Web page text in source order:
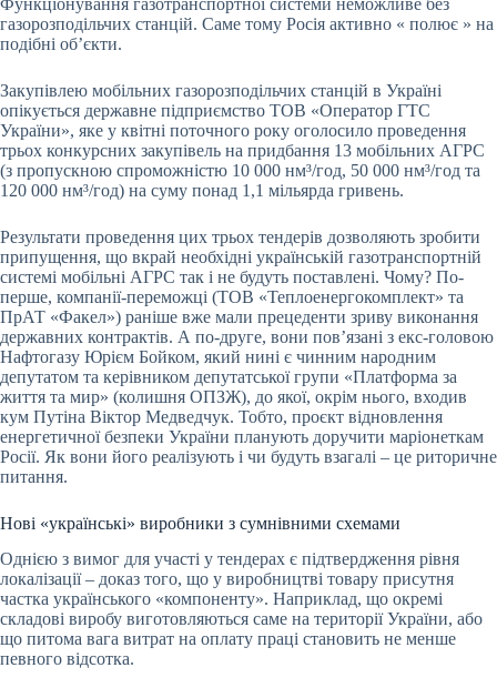
газорозподільчих станцій. Саме тому Росія активно « полює » на
подібні об’єкти.
Закупівлею мобільних газорозподільчих станцій в Україні
опікується державне підприємство ТОВ «Оператор ГТС
України», яке у квітні поточного року оголосило проведення
трьох конкурсних закупівель на придбання 13 мобільних АГРС
(з пропускною спроможністю 10 000 нм³/год, 50 000 нм³/год та
120 000 нм³/год) на суму понад 1,1 мільярда гривень.
Результати проведення цих трьох тендерів дозволяють зробити
припущення, що вкрай необхідні українській газотранспортній
системі мобільні АГРС так і не будуть поставлені. Чому? По-
перше, компанії-переможці (ТОВ «Теплоенергокомплект» та
ПрАТ «Факел») раніше вже мали прецеденти зриву виконання
державних контрактів. А по-друге, вони пов’язані з екс-головою
Нафтогазу Юрієм Бойком, який нині є чинним народним
депутатом та керівником депутатської групи «Платформа за
життя та мир» (колишня ОПЗЖ), до якої, окрім нього, входив
кум Путіна Віктор Медведчук. Тобто, проєкт відновлення
енергетичної безпеки України планують доручити маріонеткам
Росії. Як вони його реалізують і чи будуть взагалі – це риторичне
питання.
Нові «українські» виробники з сумнівними схемами
Однією з вимог для участі у тендерах є підтвердження рівня
локалізації – доказ того, що у виробництві товару присутня
частка українського «компоненту». Наприклад, що окремі
складові виробу виготовляються саме на території України, або
що питома вага витрат на оплату праці становить не менше
певного відсотка.